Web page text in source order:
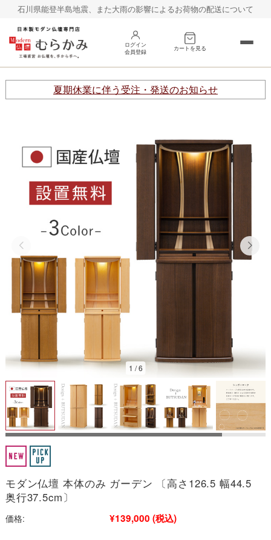
石川県能登半島地震、また大雨の影響によるお荷物の配送について
ログイン
会員登録
カートを見る
床置き 台置き
その他 仏具
お線香
村上クラフトの仏壇
お客様の声
2026/08
日 月 火 水 木 金
土
1
4 6 7
8
9
10 11 12 13 14
16
17 18 19 20 21
22
23
24 25 26 27 28
29
30
■ 今日 ■
※こちらは通販サイトの営業日カレンダーです。実店舗の営業日は以下よ
りご確認ください。
→お仏壇のむらかみ 新着情報一覧
夏期休業に伴う受注・発送のお知らせ
1 /6
モダン仏壇 本体のみ ガーデン 〔高さ126.5 幅44.5
奥行37.5cm〕
価格: ¥139,000 (税込)